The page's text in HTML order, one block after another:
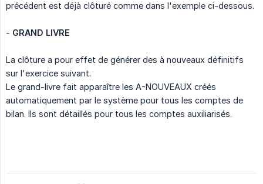
précédent est déjà clôturé comme dans l'exemple ci-dessous.
- GRAND LIVRE
La clôture a pour effet de générer des à nouveaux définitifs
sur l'exercice suivant.
Le grand-livre fait apparaître les A-NOUVEAUX créés
automatiquement par le système pour tous les comptes de
bilan. Ils sont détaillés pour tous les comptes auxiliarisés.